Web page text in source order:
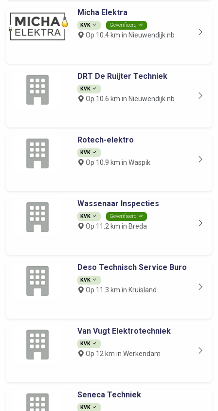
Micha Elektra
KVK Geverifieerd
Op 10.4 km in Nieuwendijk nb
DRT De Ruijter Techniek
KVK
Op 10.6 km in Nieuwendijk nb
Rotech-elektro
KVK
Op 10.9 km in Waspik
Wassenaar Inspecties
KVK Geverifieerd
Op 11.2 km in Breda
Deso Technisch Service Buro
KVK
Op 11.3 km in Kruisland
Van Vugt Elektrotechniek
KVK
Op 12 km in Werkendam
Seneca Techniek
KVK